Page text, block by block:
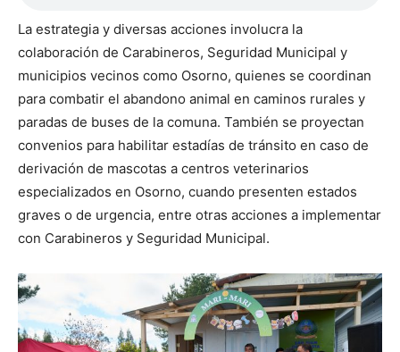
La estrategia y diversas acciones involucra la
colaboración de Carabineros, Seguridad Municipal y
municipios vecinos como Osorno, quienes se coordinan
para combatir el abandono animal en caminos rurales y
paradas de buses de la comuna. También se proyectan
convenios para habilitar estadías de tránsito en caso de
derivación de mascotas a centros veterinarios
especializados en Osorno, cuando presenten estados
graves o de urgencia, entre otras acciones a implementar
con Carabineros y Seguridad Municipal.